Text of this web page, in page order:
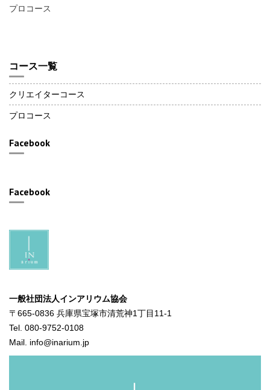
プロコース
コース一覧
クリエイターコース
プロコース
Facebook
Facebook
一般社団法人インアリウム協会
〒665-0836 兵庫県宝塚市清荒神1丁目11-1
Tel. 080-9752-0108
Mail. info@inarium.jp